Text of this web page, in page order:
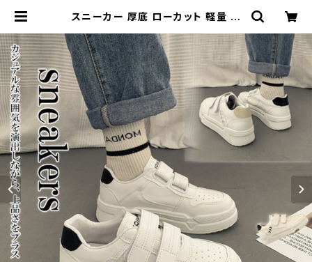
スニーカー 厚底 ローカット 軽量 マ
カー | Kinshuu